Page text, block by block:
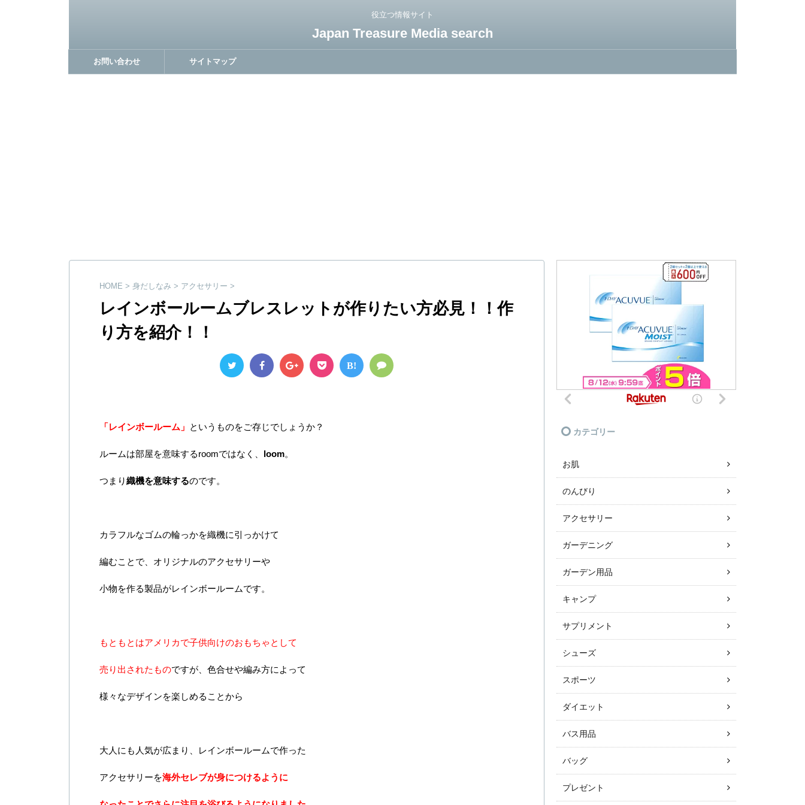
役立つ情報サイト
Japan Treasure Media search
お問い合わせ サイトマップ
HOME > 身だしなみ > アクセサリー >
レインボールームブレスレットが作りたい方必見！！作
り方を紹介！！
B!
「レインボールーム」 というものをご存じでしょうか？
ルームは部屋を意味するroomではなく、 loom。
つまり織機を意味するのです。
カラフルなゴムの輪っかを織機に引っかけて
編むことで、オリジナルのアクセサリーや
小物を作る製品がレインボールームです。
もともとはアメリカで子供向けのおもちゃとして
売り出されたものですが、色合せや編み方によって
様々なデザインを楽しめることから
大人にも人気が広まり、レインボールームで作った
アクセサリーを海外セレブが身につけるように
カテゴリー
お肌
のんびり
アクセサリー
ガーデニング
ガーデン用品
キャンプ
サプリメント
シューズ
スポーツ
ダイエット
バス用品
バッグ
プレゼント